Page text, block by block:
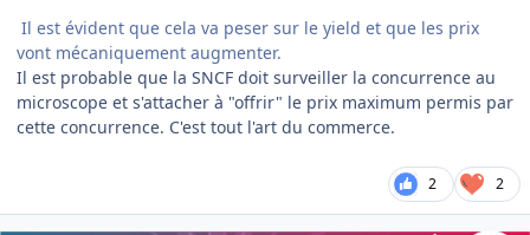
Il est évident que cela va peser sur le yield et que les prix
vont mécaniquement augmenter.
Il est probable que la SNCF doit surveiller la concurrence au
microscope et s'attacher à "offrir" le prix maximum permis par
cette concurrence. C'est tout l'art du commerce.
2 2